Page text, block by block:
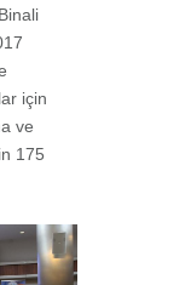
için
ve
175